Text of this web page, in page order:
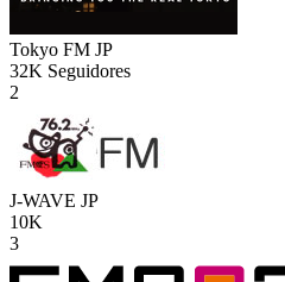
Tokyo FM JP
32K Seguidores
2
J-WAVE JP
10K
3